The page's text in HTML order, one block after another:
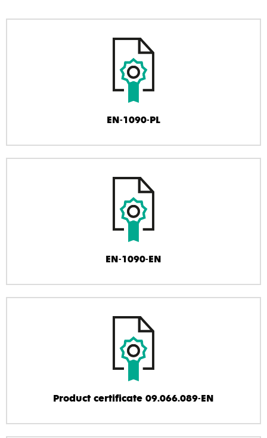
EN-1090-PL
EN-1090-EN
Product certificate 09.066.089-EN